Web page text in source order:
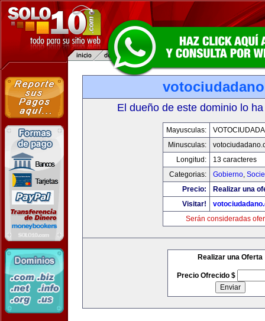
El dueño de este dominio lo
Mayusculas:
Minusculas:
Longitud:
13 caracteres
Categorias:
Gobierno,
Precio:
Realizar una
Visitar!
Serán consideradas
Realizar una Oferta
Precio Ofrecido $